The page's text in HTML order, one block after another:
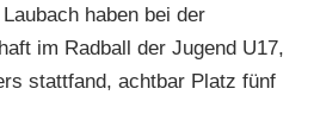
haben bei der
im Radball der Jugend U17,
stattfand, achtbar Platz fünf